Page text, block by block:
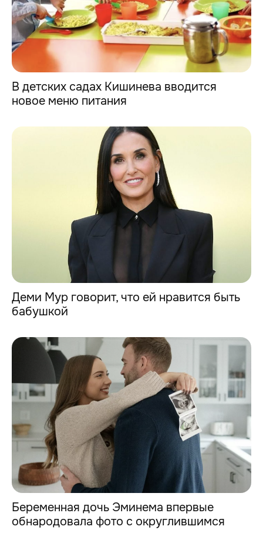
В детских садах Кишинева вводится
новое меню питания
Деми Мур говорит, что ей нравится быть
бабушкой
Беременная дочь Эминема впервые
обнародовала фото с округлившимся